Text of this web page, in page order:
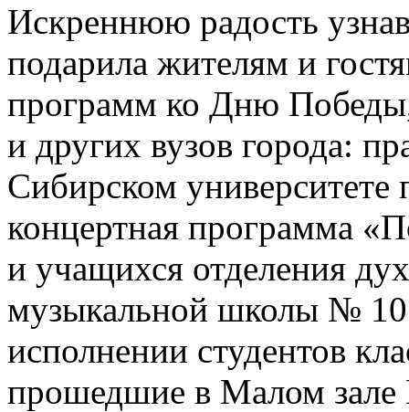
Искреннюю радость
подарила жителям и
программ ко Дню
и других вузов города:
Сибирском университете
концертная программа
и учащихся отделения
музыкальной школы № 10
исполнении студентов
прошедшие в Малом зале